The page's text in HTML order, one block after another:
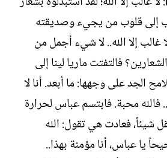
إلى قلوب من يجيء وصديقته
غالب إلا الله.. لا شيء أجمل من
فالتفتت ماريا لينا إلى
الجد على وجهها: ما أبعد. أنا لا
محبة. فابتسم عباس لحرارة
شيئاً، فعادت هي تقول: الله
يا عباس، أنا مؤمنة بهذا..